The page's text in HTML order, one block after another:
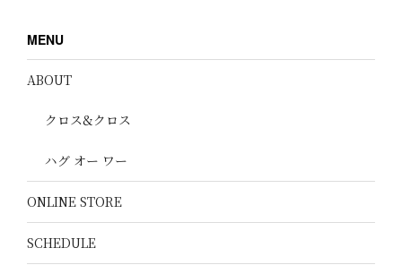
MENU
ABOUT
クロス&クロス
ハグ オー ワー
ONLINE STORE
SCHEDULE